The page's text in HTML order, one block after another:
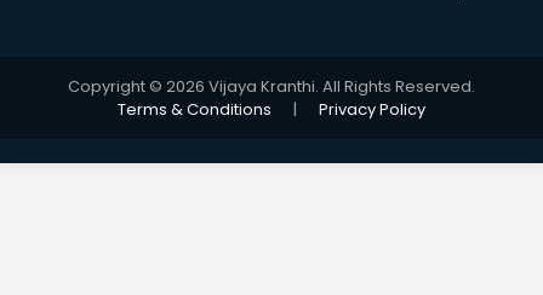
Copyright © 2026 Vijaya Kranthi. All Rights Reserved.
Terms & Conditions
| Privacy Policy